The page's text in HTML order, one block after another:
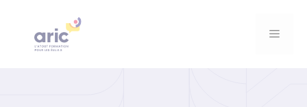
contenu
Menu